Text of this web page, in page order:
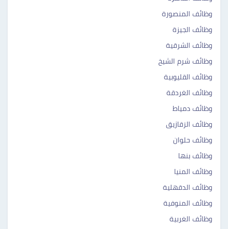
وظائف المنصورة
وظائف الجيزة
وظائف الشرقية
وظائف شرم الشيخ
وظائف القليوبية
وظائف الغردقة
وظائف دمياط
وظائف الزقازيق
وظائف حلوان
وظائف بنها
وظائف المنيا
وظائف الدقهلية
وظائف المنوفية
وظائف الغربية